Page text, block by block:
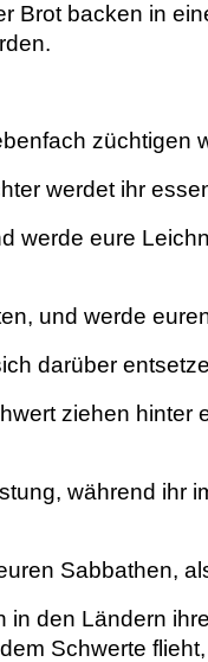
Brot backen in
züchtigen
werdet ihr
werde eure
und werde
darüber
ziehen hinter
während ihr
Sabbathen,
den Ländern
Schwerte